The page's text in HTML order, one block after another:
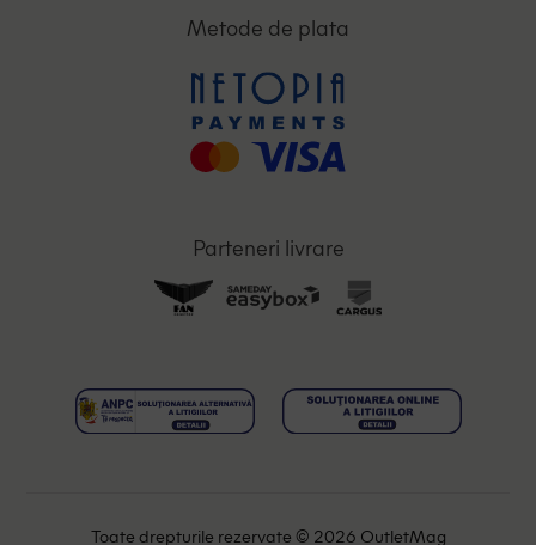
Metode de plata
Parteneri livrare
Toate drepturile rezervate © 2026 OutletMag